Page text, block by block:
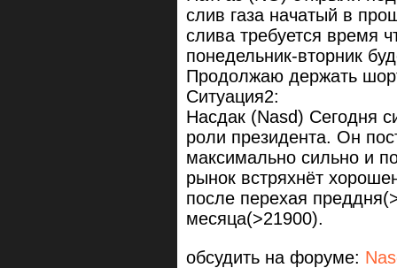
слив газа начатый в
слива требуется время
понедельник-вторник
Продолжаю держать
Ситуация2:
Насдак (Nasd) Сегодня
роли президента. Он
максимально сильно и
рынок встряхнёт
после перехая
месяца(>21900).
обсудить на форуме: